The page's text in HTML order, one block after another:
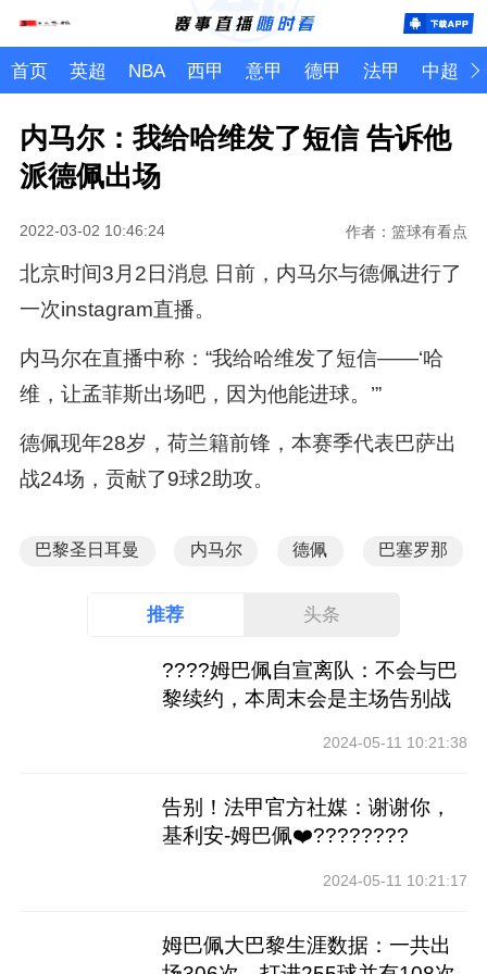
首页 英超 NBA 西甲 意甲 德甲 法甲 中超
内马尔：我给哈维发了短信 告诉他
派德佩出场
2022-03-02 10:46:24 作者：篮球有看点
北京时间3月2日消息 日前，内马尔与德佩进行了
一次instagram直播。
内马尔在直播中称：“我给哈维发了短信——‘哈
维，让孟菲斯出场吧，因为他能进球。’”
德佩现年28岁，荷兰籍前锋，本赛季代表巴萨出
战24场，贡献了9球2助攻。
巴黎圣日耳曼 内马尔 德佩 巴塞罗那
推荐 头条
????姆巴佩自宣离队：不会与巴
黎续约，本周末会是主场告别战
2024-05-11 10:21:38
告别！法甲官方社媒：谢谢你，
基利安-姆巴佩❤️????????
2024-05-11 10:21:17
姆巴佩大巴黎生涯数据：一共出